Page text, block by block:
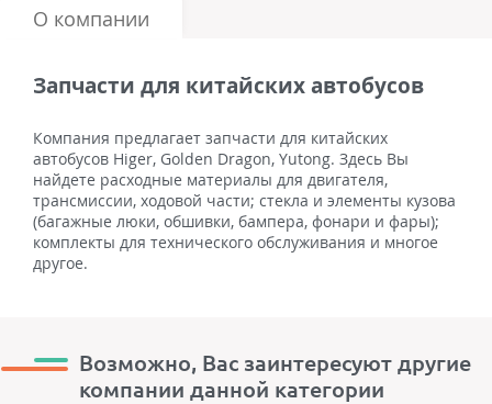
О компании
Запчасти для китайских автобусов
Компания предлагает запчасти для китайских
автобусов Higer, Golden Dragon, Yutong. Здесь Вы
найдете расходные материалы для двигателя,
трансмиссии, ходовой части; стекла и элементы кузова
(багажные люки, обшивки, бампера, фонари и фары);
комплекты для технического обслуживания и многое
другое.
Возможно, Вас заинтересуют другие
компании данной категории